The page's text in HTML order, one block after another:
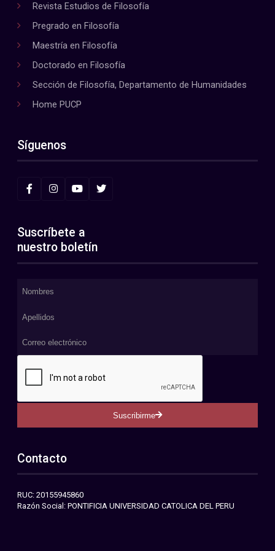
Revista Estudios de Filosofía
Pregrado en Filosofía
Maestría en Filosofía
Doctorado en Filosofía
Sección de Filosofía, Departamento de Humanidades
Home PUCP
Síguenos
Suscríbete a
nuestro boletín
Suscribirme
Contacto
RUC: 20155945860
Razón Social: PONTIFICIA UNIVERSIDAD CATOLICA DEL PERU